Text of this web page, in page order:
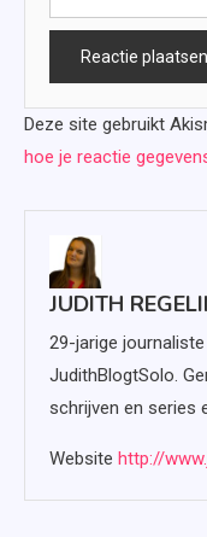
Deze site gebruikt
hoe je reactie
JUDITH
29-jarige
JudithBlogtSolo.
schrijven en series
Website http://